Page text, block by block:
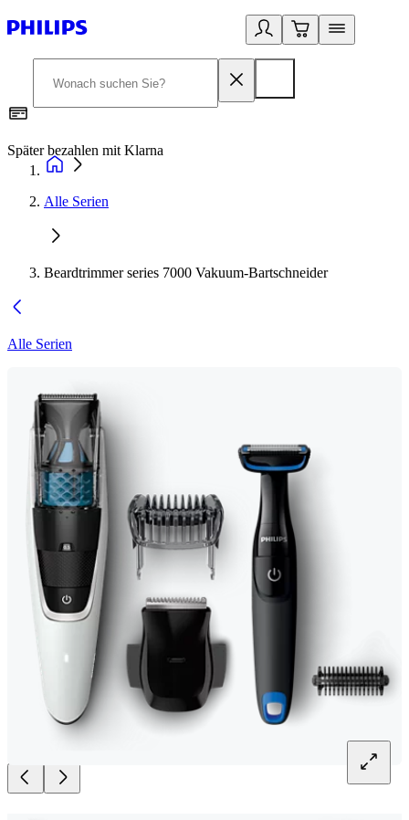
Später bezahlen mit Klarna
Alle Serien
Beardtrimmer series 7000 Vakuum-Bartschneider
Alle Serien